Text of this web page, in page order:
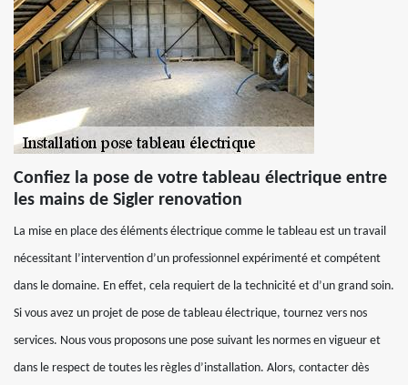
Confiez la pose de votre tableau électrique entre
les mains de Sigler renovation
La mise en place des éléments électrique comme le tableau est un travail
nécessitant l’intervention d’un professionnel expérimenté et compétent
dans le domaine. En effet, cela requiert de la technicité et d’un grand soin.
Si vous avez un projet de pose de tableau électrique, tournez vers nos
services. Nous vous proposons une pose suivant les normes en vigueur et
dans le respect de toutes les règles d’installation. Alors, contacter dès